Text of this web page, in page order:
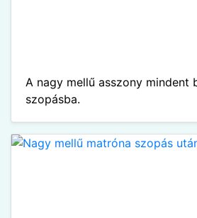
A nagy mellű asszony mindent
szopásba.